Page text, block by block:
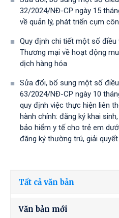
32/2024/NĐ-CP ngày 15
về quản lý, phát triển cụm
Quy định chi tiết một số điều
Thương mại về hoạt động
dịch hàng hóa
Sửa đổi, bổ sung một số
63/2024/NĐ-CP ngày 10
quy định việc thực hiện liên
hành chính: đăng ký khai
bảo hiểm y tế cho trẻ em
đăng ký thường trú, giải
Tất cả văn bản
Văn bản mới